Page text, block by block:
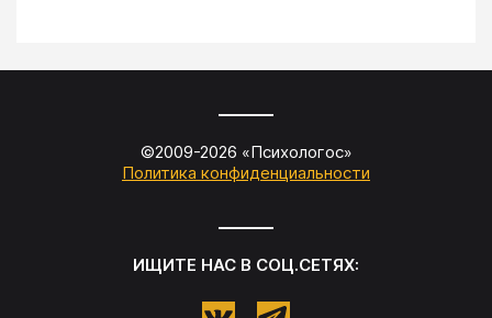
©2009-2026 «Психологос»
Политика конфиденциальности
ИЩИТЕ НАС В СОЦ.СЕТЯХ: